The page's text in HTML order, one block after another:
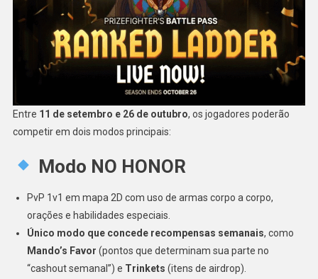
Entre 11 de setembro e 26 de outubro, os jogadores poderão
competir em dois modos principais:
Modo NO HONOR
PvP 1v1 em mapa 2D com uso de armas corpo a corpo,
orações e habilidades especiais.
Único modo que concede recompensas semanais, como
Mando’s Favor (pontos que determinam sua parte no
“cashout semanal”) e Trinkets (itens de airdrop).